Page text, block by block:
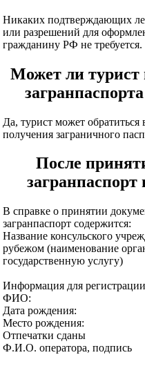
Никаких подтверждающих
или разрешений для
гражданину РФ не требуется.
Может ли турист
Да, турист может обратиться
получения заграничного
После
загранпаспорт
В справке о принятии
загранпаспорт содержится:
Название консульского
рубежом (наименование
государственную услугу)
Информация для
ФИО:
Дата рождения:
Место рождения:
Отпечатки сданы
Ф.И.О. оператора, подпись